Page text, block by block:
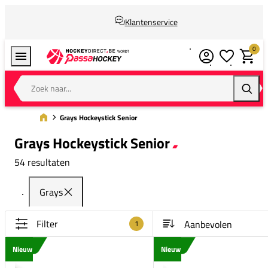
Klantenservice
Zoek naar...
0
Grays Hockeystick Senior
Grays Hockeystick Senior
54 resultaten
Grays
Filter 1
Nieuw Nieuw